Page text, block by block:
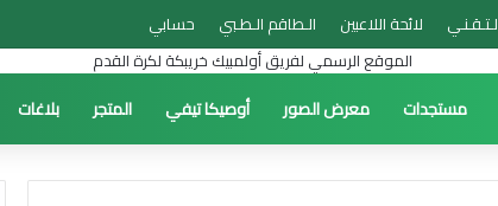
لائحة اللاعبين الـطاقم الـطـبي حسابي
مستجدات معرض الصور أوصيكا تيفي المتجر بلاغات